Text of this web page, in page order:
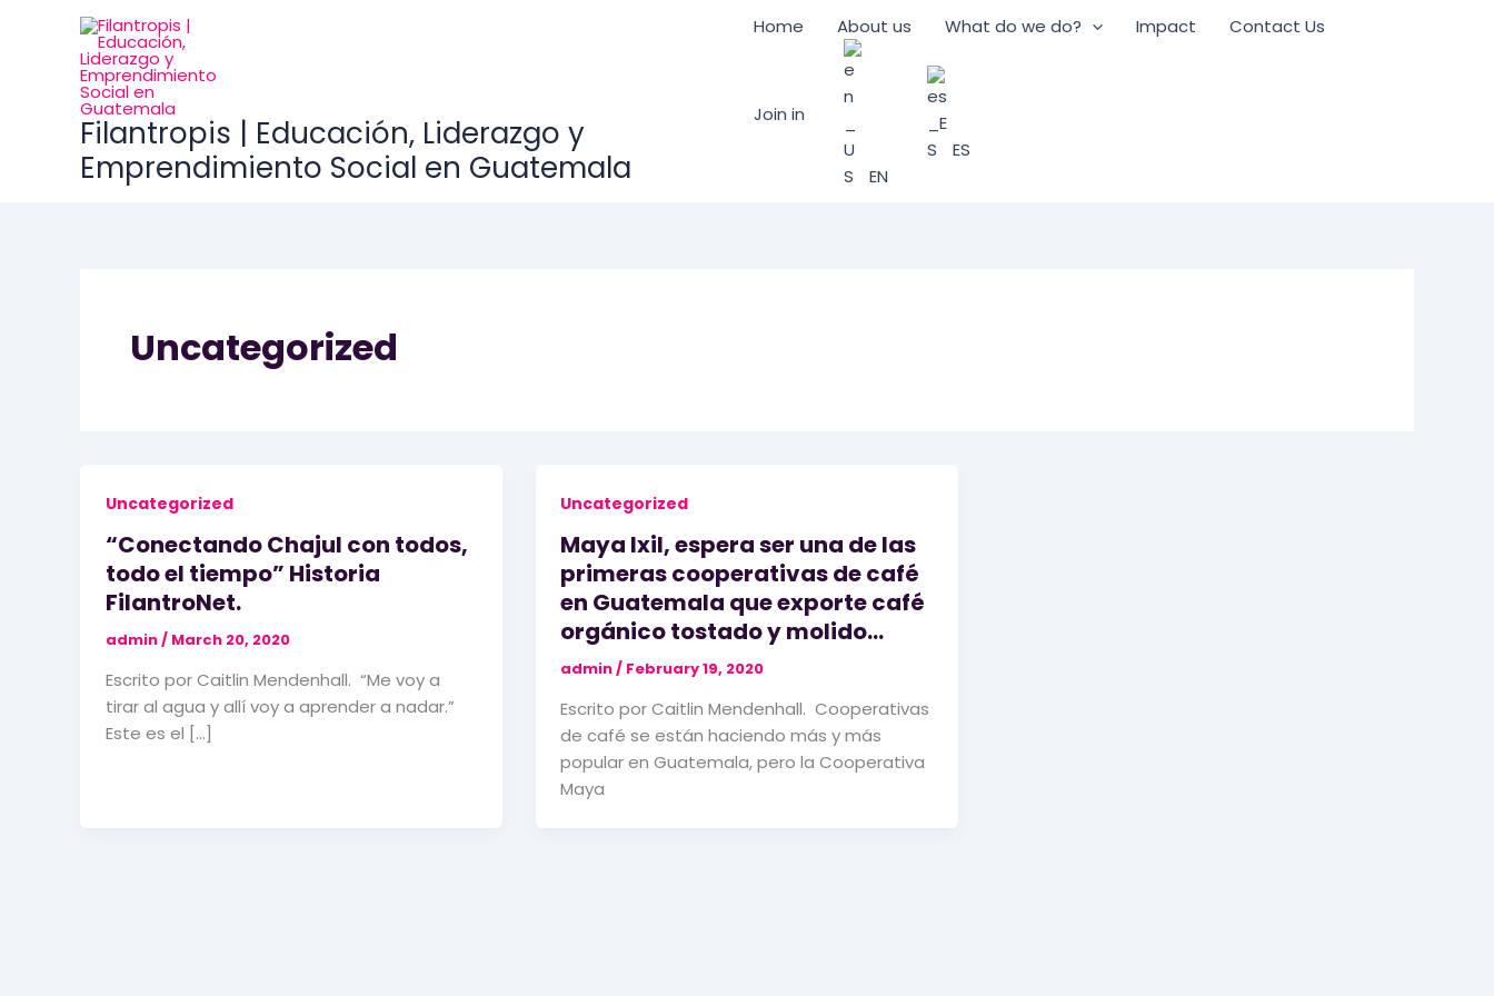
Filantropis | Educación, Liderazgo y
Emprendimiento Social en Guatemala
Home About us What do we do? Impact Contact Us
Join in
EN
ES
Uncategorized
Uncategorized
“Conectando Chajul con todos,
todo el tiempo” Historia
FilantroNet.
admin/ March 20, 2020
Escrito por Caitlin Mendenhall. “Me voy a
tirar al agua y allí voy a aprender a nadar.”
Este es el […]
Uncategorized
Maya Ixil, espera ser una de las
primeras cooperativas de café
en Guatemala que exporte café
orgánico tostado y molido…
admin/ February 19, 2020
Escrito por Caitlin Mendenhall. Cooperativas
de café se están haciendo más y más
popular en Guatemala, pero la Cooperativa
Maya